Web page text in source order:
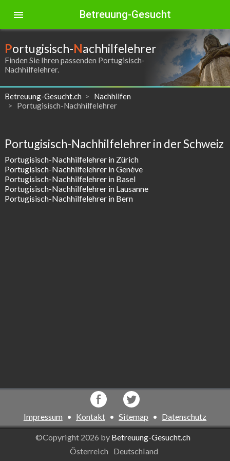
menu Betreuung-Gesucht
Portugisisch-Nachhilfelehrer
Finden Sie Ihren passenden Portugisisch-
Nachhilfelehrer.
Betreuung-Gesucht.ch
Nachhilfen
Portugisisch-Nachhilfelehrer
Portugisisch-Nachhilfelehrer in der Schweiz
Portugisisch-Nachhilfelehrer in Zürich
Portugisisch-Nachhilfelehrer in Genève
Portugisisch-Nachhilfelehrer in Basel
Portugisisch-Nachhilfelehrer in Lausanne
Portugisisch-Nachhilfelehrer in Bern
Impressum • Kontakt • Sitemap • Datenschutz
©Copyright 2026 by Betreuung-Gesucht.ch
Österreich
Deutschland